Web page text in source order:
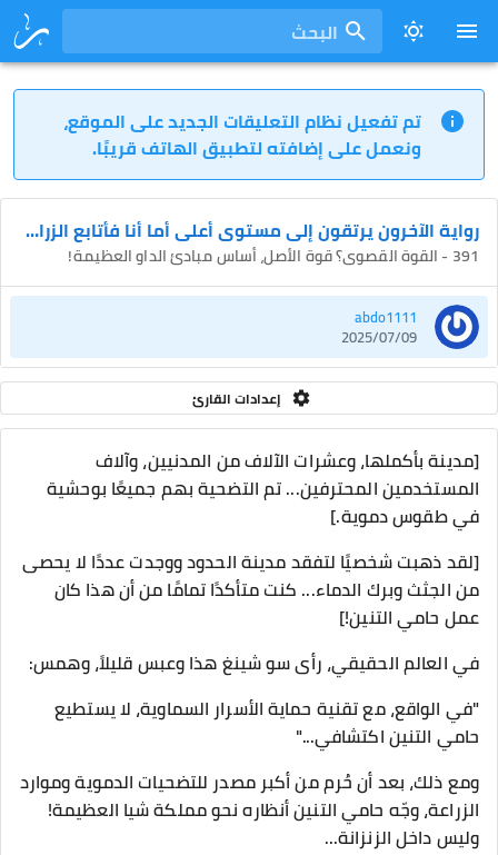
البحث
تم تفعيل نظام التعليقات الجديد على الموقع،
ونعمل على إضافته لتطبيق الهاتف قريبًا.
رواية الآخرون يرتقون إلى مستوى أعلى أما أنا فأتابع الزراعة
391 - القوة القصوى؟ قوة الأصل، أساس مبادئ الداو العظيمة!
abdo1111
2025/07/09
إعدادات القارئ
[مدينة بأكملها، وعشرات الآلاف من المدنيين، وآلاف
المستخدمين المحترفين... تم التضحية بهم جميعًا بوحشية
في طقوس دموية.]
[لقد ذهبت شخصيًا لتفقد مدينة الحدود ووجدت عددًا لا يحصى
من الجثث وبرك الدماء... كنت متأكدًا تمامًا من أن هذا كان
عمل حامي التنين!]
في العالم الحقيقي، رأى سو شينغ هذا وعبس قليلاً، وهمس:
"في الواقع، مع تقنية حماية الأسرار السماوية، لا يستطيع
حامي التنين اكتشافي..."
ومع ذلك، بعد أن حُرم من أكبر مصدر للتضحيات الدموية وموارد
الزراعة، وجّه حامي التنين أنظاره نحو مملكة شيا العظيمة!
وليس داخل الزنزانة...